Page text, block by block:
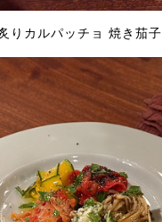
りカルパッチョ 焼き茄子